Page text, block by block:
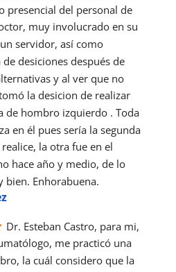
presencial del personal de
muy involucrado en su
servidor, así como
desiciones después de
y al ver que no
la desicion de realizar
de hombro izquierdo . Toda
en él pues sería la segunda
la otra fue en el
hace año y medio, de lo
bien. Enhorabuena.
Dr. Esteban Castro, para mi,
me practicó una
la cuál considero que la